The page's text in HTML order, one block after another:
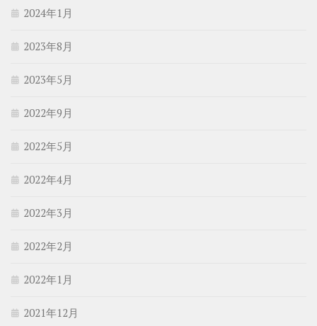
2024年1月
2023年8月
2023年5月
2022年9月
2022年5月
2022年4月
2022年3月
2022年2月
2022年1月
2021年12月